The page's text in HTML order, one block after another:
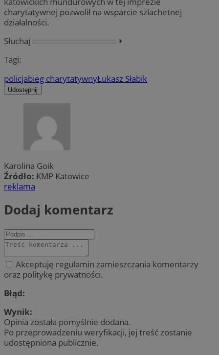
charytatywnej pozwolił na wsparcie szlachetnej
działalności.
Słuchaj
⏵︎
Tagi:
policjabieg charytatywnyŁukasz Słabik
Udostępnij
Karolina Goik
Źródło: KMP Katowice
reklama
Dodaj komentarz
Akceptuję regulamin zamieszczania komentarzy
oraz politykę prywatności.
Błąd:
Wynik:
Opinia została pomyślnie dodana.
Po przeprowadzeniu weryfikacji, jej treść zostanie
udostępniona publicznie.